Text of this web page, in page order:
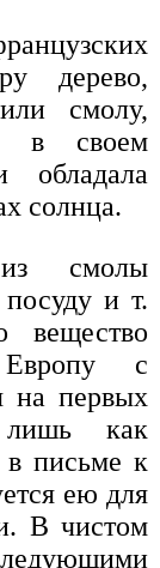
дерево,
смолу,
в своем
обладала
солнца.
из смолы
и т.
вещество
с
на первых
лишь как
письме к
ею для
В чистом